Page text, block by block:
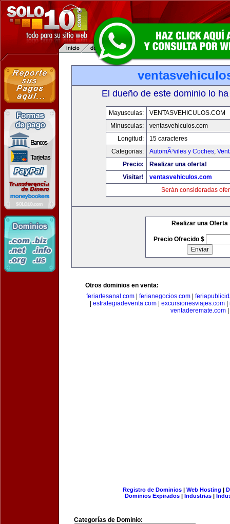
El dueño de este dominio lo
Mayusculas:
VENTASVEHICULOS.COM
Minusculas:
ventasvehiculos.com
Longitud:
15 caracteres
Categorias:
AutomÃ³viles y Coches,
Precio:
Realizar una oferta!
Visitar!
ventasvehiculos.com
Serán consideradas
Realizar una Oferta
Precio Ofrecido $
Otros dominios en venta:
feriartesanal.com
ferianegocios.com
estrategiadeventa.com| excursionesviajes.com|
ventaderemate.com
Registro de Dominios| Web Hosting |
Dominios Expirados | Industrias |
Categorías de Dominio: